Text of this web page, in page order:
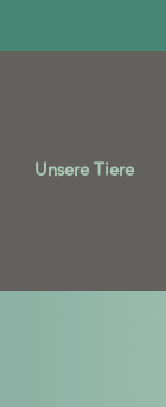
Unsere Tiere